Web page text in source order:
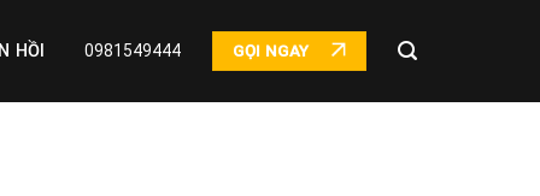
HỒI 0981549444 GỌI NGAY